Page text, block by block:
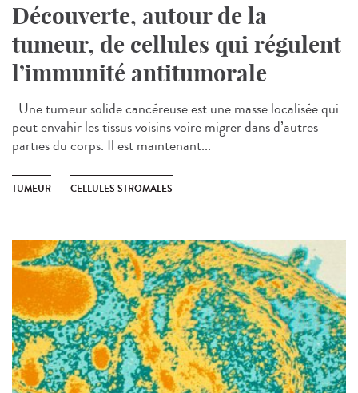
Découverte, autour de la
tumeur, de cellules qui régulent
l’immunité antitumorale
Une tumeur solide cancéreuse est une masse localisée qui
peut envahir les tissus voisins voire migrer dans d’autres
parties du corps. Il est maintenant...
TUMEUR CELLULES STROMALES